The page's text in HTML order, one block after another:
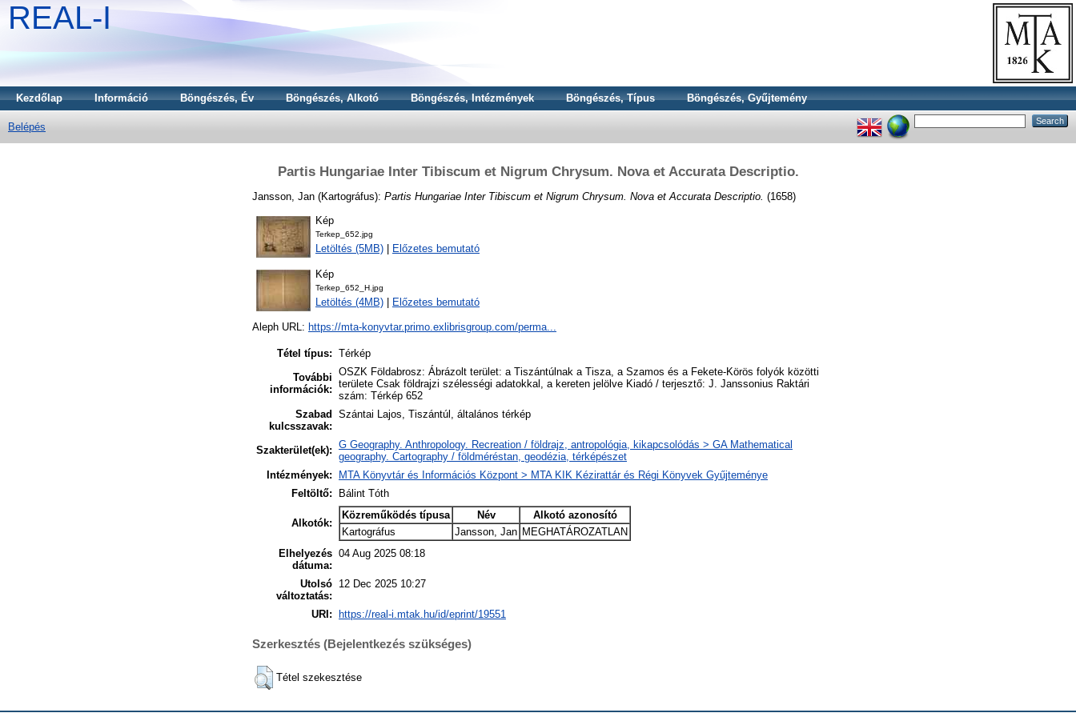
REAL-I
Kezdőlap Információ Böngészés, Év Böngészés, Alkotó Böngészés, Intézmények Böngészés, Típus Böngészés, Gyűjtemény
Belépés
Partis Hungariae Inter Tibiscum et Nigrum Chrysum. Nova et Accurata Descriptio.
Jansson, Jan (Kartográfus): Partis Hungariae Inter Tibiscum et Nigrum Chrysum. Nova et Accurata Descriptio. (1658)
Kép
Terkep_652.jpg
Letöltés (5MB) Előzetes bemutató
Kép
Terkep_652_H.jpg
Letöltés (4MB) Előzetes bemutató
Aleph URL: https://mta-konyvtar.primo.exlibrisgroup.com/perma...
Tétel típus: Térkép
További
információk:
OSZK Földabrosz: Ábrázolt terület: a Tiszántúlnak a Tisza, a Szamos és a Fekete-Körös folyók közötti
területe Csak földrajzi szélességi adatokkal, a kereten jelölve Kiadó / terjesztő: J. Janssonius Raktári
szám: Térkép 652
Szabad
kulcsszavak:
Szántai Lajos, Tiszántúl, általános térkép
Szakterület(ek): G Geography. Anthropology. Recreation / földrajz, antropológia, kikapcsolódás > GA Mathematical
geography. Cartography / földméréstan, geodézia, térképészet
Intézmények:
MTA Könyvtár és Információs Központ > MTA KIK Kézirattár és Régi Könyvek Gyűjteménye
Feltöltő:
Bálint Tóth
Alkotók:
Közreműködés típusa Név
Alkotó azonosító
Kartográfus
Jansson, Jan MEGHATÁROZATLAN
Elhelyezés
dátuma:
04 Aug 2025 08:18
Utolsó
változtatás:
12 Dec 2025 10:27
URI: https://real-i.mtak.hu/id/eprint/19551
Szerkesztés (Bejelentkezés szükséges)
Tétel szekesztése